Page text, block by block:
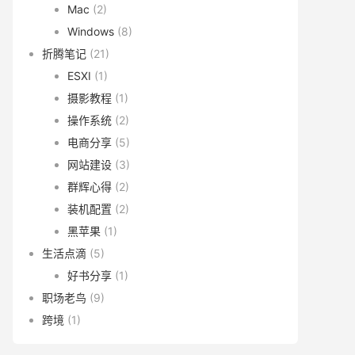
Mac (2)
Windows (8)
折腾笔记 (21)
ESXI (1)
摄影教程 (1)
操作系统 (2)
电商分享 (5)
网站建设 (3)
群辉心得 (2)
装机配置 (2)
黑苹果 (1)
生活点滴 (5)
好书分享 (1)
职场老鸟 (9)
跨境 (1)